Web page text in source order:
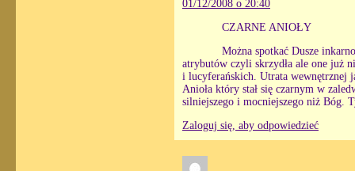
01/12/2008 o 20:40
CZARNE ANIOŁY
Można spotkać Dusze
atrybutów czyli skrzydła ale one już
i lucyferańskich. Utrata wewnętrznej
Anioła który stał się czarnym w
silniejszego i mocniejszego niż Bóg.
Zaloguj się, aby odpowiedzieć